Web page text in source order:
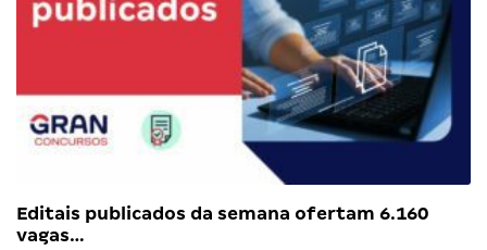
Editais publicados da semana ofertam 6.160
vagas…